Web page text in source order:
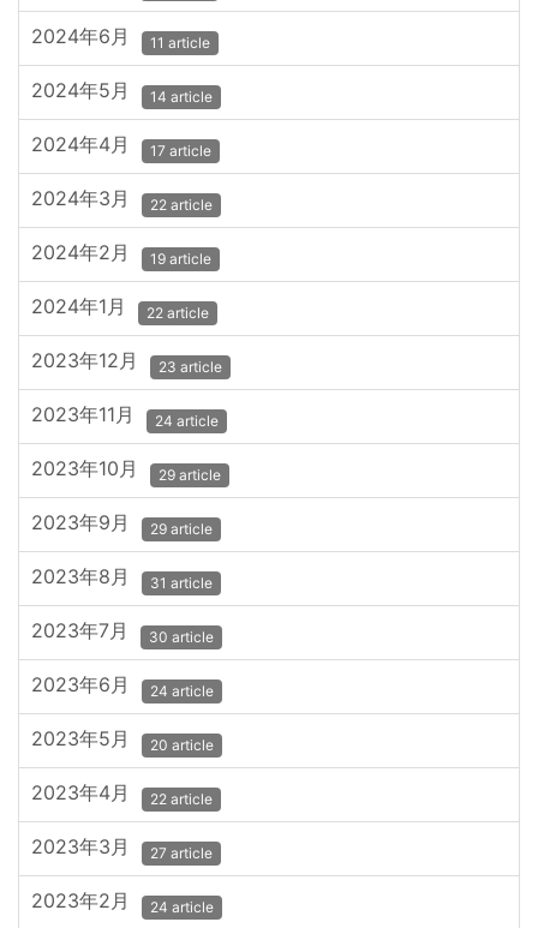
2024年6月 11 article
2024年5月 14 article
2024年4月 17 article
2024年3月 22 article
2024年2月 19 article
2024年1月 22 article
2023年12月 23 article
2023年11月 24 article
2023年10月 29 article
2023年9月 29 article
2023年8月 31 article
2023年7月 30 article
2023年6月 24 article
2023年5月 20 article
2023年4月 22 article
2023年3月 27 article
2023年2月 24 article